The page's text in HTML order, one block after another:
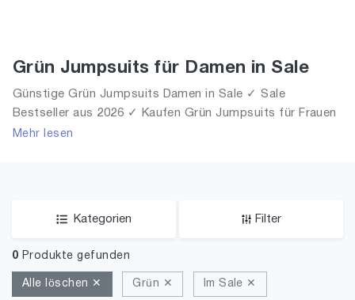
Grün Jumpsuits für Damen in Sale
Günstige Grün Jumpsuits Damen in Sale ✓ Sale
Bestseller aus 2026 ✓ Kaufen Grün Jumpsuits für Frauen
in Sale!
Mehr lesen
Kategorien Filter
0 Produkte gefunden
Alle löschen ✕ Grün ✕ Im Sale ✕